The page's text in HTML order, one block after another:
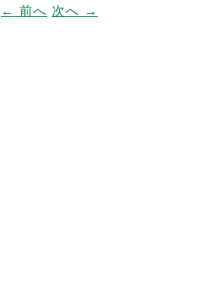
← 前へ 次へ →